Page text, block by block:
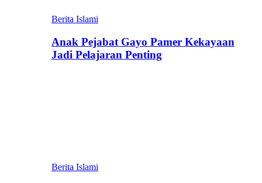
Berita Islami
Anak Pejabat Gayo Pamer Kekayaan
Jadi Pelajaran Penting
Berita Islami